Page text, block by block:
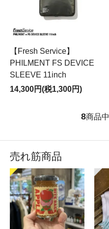
【Fresh Service】
PHILMENT FS DEVICE
SLEEVE 11inch
14,300円(税1,300円)
8商品中
売れ筋商品